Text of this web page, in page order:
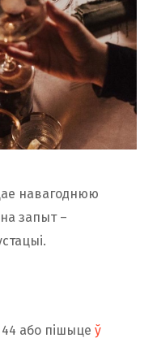
навагоднюю
запыт –
44 або пішыце ў